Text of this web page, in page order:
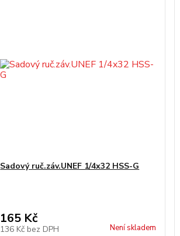
Sadový ruč.záv.UNEF 1/4x32 HSS-G
165 Kč
136 Kč bez DPH Není skladem